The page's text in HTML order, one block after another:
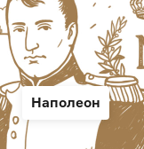
Наполеон